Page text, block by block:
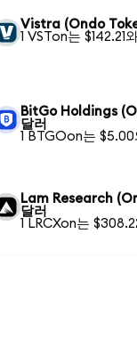
Vistra (Ondo
1 VSTon는 $142.21
BitGo Holdings
달러
1 BTGOon는 $5.00
Lam Research
달러
1 LRCXon는